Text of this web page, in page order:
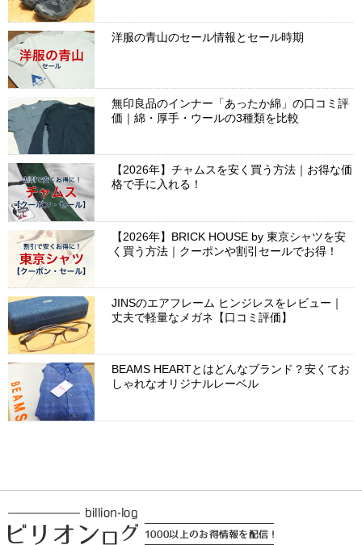
洋服の青山のセール情報とセール時期
無印良品のインナー「あったか綿」の口コミ評
価｜綿・厚手・ウールの3種類を比較
【2026年】チャムスを安く買う方法｜お得な価
格で手に入れる！
【2026年】BRICK HOUSE by 東京シャツを安
く買う方法｜クーポンや割引セールでお得！
JINSのエアフレーム ヒンジレスをレビュー｜
丈夫で軽量なメガネ【口コミ評価】
BEAMS HEARTとはどんなブランド？安くてお
しゃれなオリジナルレーベル